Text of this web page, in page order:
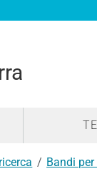
Bandi